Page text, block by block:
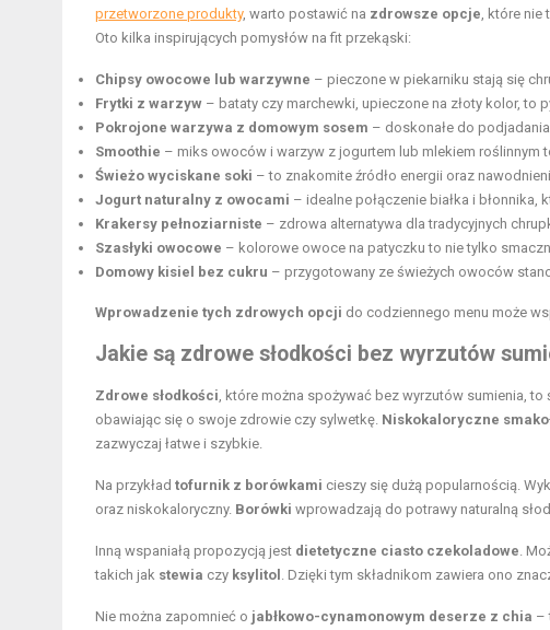
przetworzone produkty, warto postawić na zdrowsze opcje , które
Oto kilka inspirujących pomysłów na fit przekąski:
Chipsy owocowe lub warzywne – pieczone w piekarniku stają się
Frytki z warzyw – bataty czy marchewki, upieczone na złoty kolor, to
Pokrojone warzywa z domowym sosem – doskonałe do
Smoothie – miks owoców i warzyw z jogurtem lub mlekiem roślinnym
Świeżo wyciskane soki – to znakomite źródło energii oraz
Jogurt naturalny z owocami – idealne połączenie białka i błonnika,
Krakersy pełnoziarniste – zdrowa alternatywa dla tradycyjnych
Szasłyki owocowe – kolorowe owoce na patyczku to nie tylko
Domowy kisiel bez cukru – przygotowany ze świeżych owoców
Wprowadzenie tych zdrowych opcji do codziennego menu może
Jakie są zdrowe słodkości bez wyrzutów
Zdrowe słodkości , które można spożywać bez wyrzutów sumienia,
obawiając się o swoje zdrowie czy sylwetkę. Niskokaloryczne
zazwyczaj łatwe i szybkie.
Na przykład tofurnik z borówkami cieszy się dużą popularnością.
oraz niskokaloryczny. Borówki wprowadzają do potrawy naturalną
Inną wspaniałą propozycją jest dietetyczne ciasto czekoladowe .
takich jak stewia czy ksylitol . Dzięki tym składnikom zawiera ono
Nie można zapomnieć o jabłkowo-cynamonowym deserze z chia –